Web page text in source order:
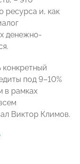
ресурса и, как
денежно-
конкретный
под 9–10%
в рамках
Виктор Климов.